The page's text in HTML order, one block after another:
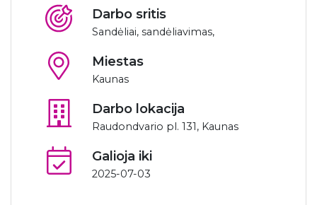
Darbo sritis
Sandėliai, sandėliavimas,
Miestas
Kaunas
Darbo lokacija
Raudondvario pl. 131, Kaunas
Galioja iki
2025-07-03